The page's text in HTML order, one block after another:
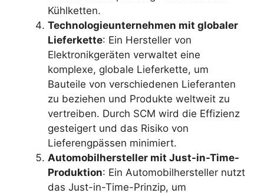
Kühlketten.
Technologieunternehmen mit globaler
Lieferkette: Ein Hersteller von
Elektronikgeräten verwaltet eine
komplexe, globale Lieferkette, um
Bauteile von verschiedenen Lieferanten
zu beziehen und Produkte weltweit zu
vertreiben. Durch SCM wird die Effizienz
gesteigert und das Risiko von
Lieferengpässen minimiert.
Automobilhersteller mit Just-in-Time-
Produktion: Ein Automobilhersteller nutzt
das Just-in-Time-Prinzip, um